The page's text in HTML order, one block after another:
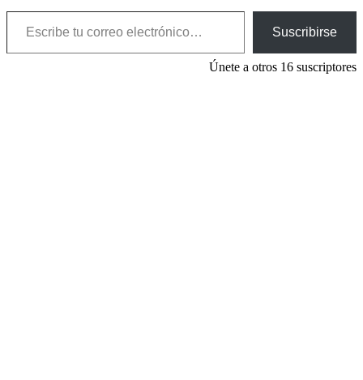
Escribe tu correo electrónico…
Suscribirse
Únete a otros 16 suscriptores